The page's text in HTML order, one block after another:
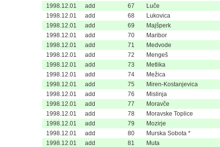
1998.12.01
add 67
Luče
1998.12.01
add 68
Lukovica
1998.12.01
add 69
Majšperk
1998.12.01
add 70
Maribor
1998.12.01
add 71
Medvode
1998.12.01
add 72
Mengeš
1998.12.01
add 73
Metlika
1998.12.01
add 74
Mežica
1998.12.01
add 75
Miren-Kostanjevica
1998.12.01
add 76
Mislinja
1998.12.01
add 77
Moravče
1998.12.01
add 78
Moravske Toplice
1998.12.01
add 79
Mozirje
1998.12.01
add 80
Murska Sobota *
1998.12.01
add 81 Muta